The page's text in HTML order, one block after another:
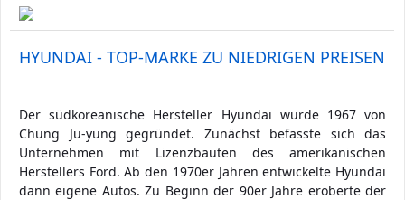
HYUNDAI - TOP-MARKE ZU NIEDRIGEN PREISEN
Der südkoreanische Hersteller Hyundai wurde 1967 von
Chung Ju-yung gegründet. Zunächst befasste sich das
Unternehmen mit Lizenzbauten des amerikanischen
Herstellers Ford. Ab den 1970er Jahren entwickelte Hyundai
dann eigene Autos. Zu Beginn der 90er Jahre eroberte der